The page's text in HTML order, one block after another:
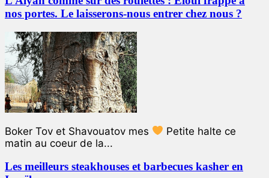
nos portes. Le laisserons-nous entrer chez nous ?
Boker Tov et Shavouatov mes
Petite halte ce
matin au coeur de la...
Les meilleurs steakhouses et barbecues kasher en